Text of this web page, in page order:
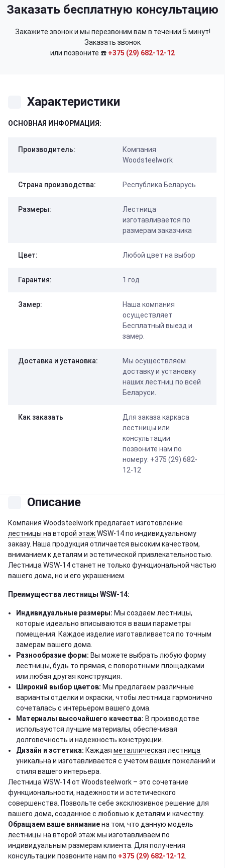
Заказать бесплатную консультацию
Закажите звонок и мы перезвоним вам в течении 5 минут!
Заказать звонок
или позвоните ☎️ +375 (29) 682-12-12
Характеристики
ОСНОВНАЯ ИНФОРМАЦИЯ:
Производитель:
Компания
Woodsteelwork
Страна производства: Республика Беларусь
Размеры:
Лестница
изготавливается по
размерам заказчика
Цвет: Любой цвет на выбор
Гарантия: 1 год
Замер:
Наша компания
осуществляет
Бесплатный выезд и
замер.
Доставка и установка:
Мы осуществляем
доставку и установку
наших лестниц по всей
Беларуси.
Как заказать
Для заказа каркаса
лестницы или
консультации
позвоните нам по
номеру: +375 (29) 682-
12-12
Описание
Компания Woodsteelwork предлагает изготовление
лестницы на второй этажWSW-14 по индивидуальному
заказу. Наша продукция отличается высоким качеством,
вниманием к деталям и эстетической привлекательностью.
Лестница WSW-14 станет не только функциональной частью
вашего дома, но и его украшением.
Преимущества лестницы WSW-14:
Индивидуальные размеры: Мы создаем лестницы,
которые идеально вписываются в ваши параметры
помещения. Каждое изделие изготавливается по точным
замерам вашего дома.
Разнообразие форм: Вы можете выбрать любую форму
лестницы, будь то прямая, с поворотными площадками
или любая другая конструкция.
Широкий выбор цветов: Мы предлагаем различные
варианты отделки и окраски, чтобы лестница гармонично
сочеталась с интерьером вашего дома.
Материалы высочайшего качества: В производстве
используются лучшие материалы, обеспечивая
долговечность и надежность конструкции.
Дизайн и эстетика: Каждая металлическая лестница
уникальна и изготавливается с учетом ваших пожеланий и
стиля вашего интерьера.
Лестница WSW-14 от Woodsteelwork – это сочетание
функциональности, надежности и эстетического
совершенства. Позвольте себе эксклюзивное решение для
вашего дома, созданное с любовью к деталям и качеству.
Обращаем ваше вниманиена том, что данную модель
лестницы на второй этажмы изготавливаем по
индивидуальным размерам клиента. Для получения
консультации позвоните нам по +375 (29) 682-12-12.